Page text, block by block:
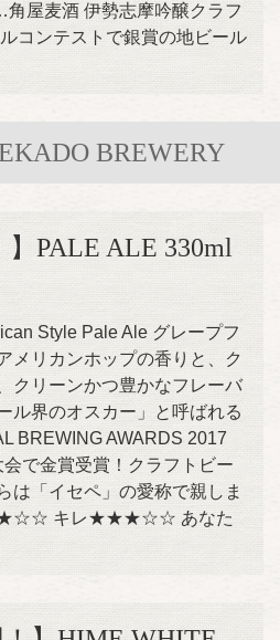
屋麦酒 伊勢志摩吟醸クラフ
コンテストで銀賞の地ビール
BREWERY
】PALE ALE 330ml
Style Pale Ale グレープフ
メリカンホップの香りと、ク
クリーンかつ豊かなフレーバ
ル界のオスカー」と呼ばれる
BREWING AWARDS 2017
で金賞受賞！クラフトビー
は「イセペ」の愛称で親しま
キレ★★★☆☆ あなた